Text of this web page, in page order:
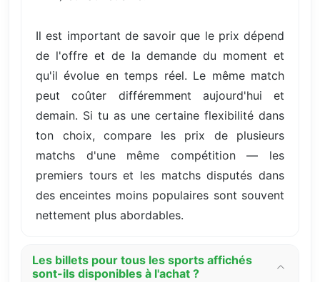
Il est important de savoir que le prix dépend
de l'offre et de la demande du moment et
qu'il évolue en temps réel. Le même match
peut coûter différemment aujourd'hui et
demain. Si tu as une certaine flexibilité dans
ton choix, compare les prix de plusieurs
matchs d'une même compétition — les
premiers tours et les matchs disputés dans
des enceintes moins populaires sont souvent
nettement plus abordables.
Les billets pour tous les sports affichés
sont-ils disponibles à l'achat ?